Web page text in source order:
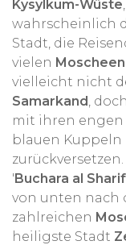
in Gansu,
Lesen Sie hier
der
An all unseren
Begegnungen
Ausgrenzung.
Isolation
Wertschätzung
Kysylkum-Wüste
wahrscheinlich
Stadt, die
vielen Moscheen
vielleicht nicht
Samarkand ,
mit ihren engen
blauen Kuppeln
'Buchara al Sharif
von unten nach
zahlreichen
heiligste Stadt